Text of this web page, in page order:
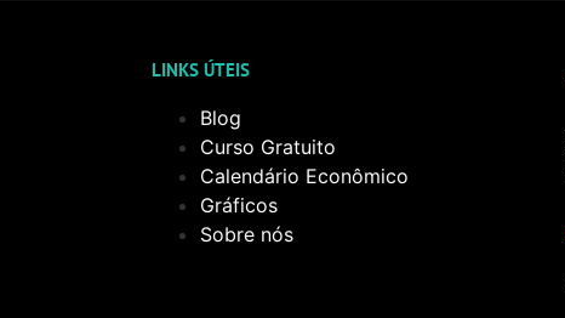
LINKS ÚTEIS
Blog
Curso Gratuito
Calendário Econômico
Gráficos
Sobre nós